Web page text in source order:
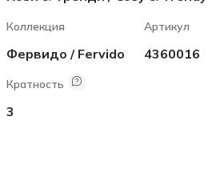
Коллекция
Фервидо / Fervido
Артикул
4360016
Кратность
3